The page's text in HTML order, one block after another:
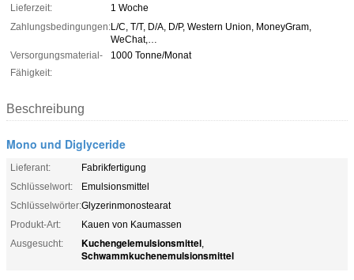
Lieferzeit:
1 Woche
Zahlungsbedingungen:L/C, T/T, D/A, D/P, Western Union, MoneyGram,
WeChat,…
Versorgungsmaterial-
Fähigkeit:
1000 Tonne/Monat
Beschreibung
Mono und Diglyceride
Lieferant:
Fabrikfertigung
Schlüsselwort:
Emulsionsmittel
Schlüsselwörter:Glyzerinmonostearat
Produkt-Art:
Kauen von Kaumassen
Ausgesucht:
Kuchengelemulsionsmittel,
Schwammkuchenemulsionsmittel